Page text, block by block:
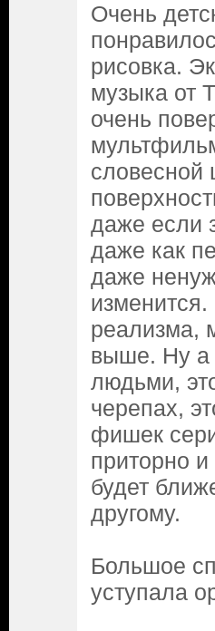
Очень
рисовка.
музыка от
очень
словесной
даже если
даже как
даже
реализма,
выше. Ну а
людьми,
черепах,
фишек
приторно
будет
другому.
Большое
уступала